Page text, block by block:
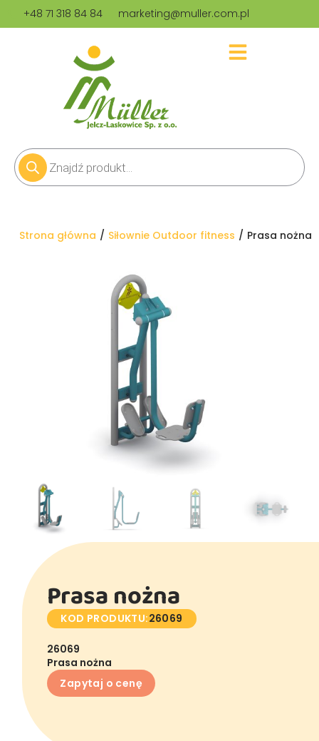
+48 71 318 84 84 marketing@muller.com.pl
Jesteś tutaj:
Strona główna Siłownie Outdoor fitness Prasa nożna
Prasa nożna
KOD PRODUKTU:26069
26069
Prasa nożna
Zapytaj o cenę